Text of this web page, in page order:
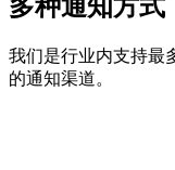
多种通知方式
我们是行业内支持最
的通知渠道。